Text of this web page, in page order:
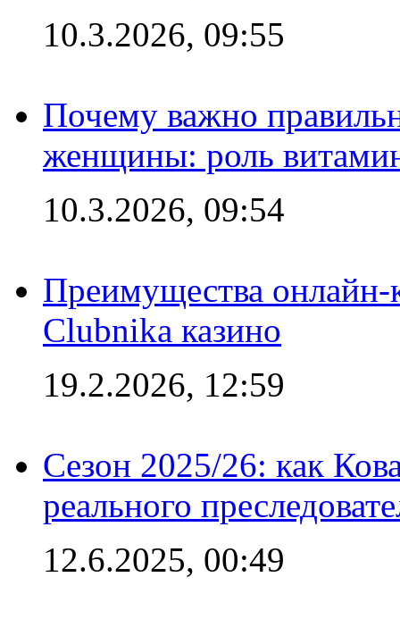
10.3.2026, 09:55
Почему важно
женщины: роль
10.3.2026, 09:54
Преимущества онлайн-
Clubnika казино
19.2.2026, 12:59
Сезон 2025/26: как
реального
12.6.2025, 00:49